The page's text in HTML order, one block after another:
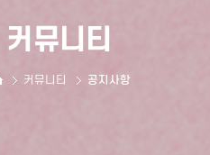
커뮤니티 공지사항
커뮤니티